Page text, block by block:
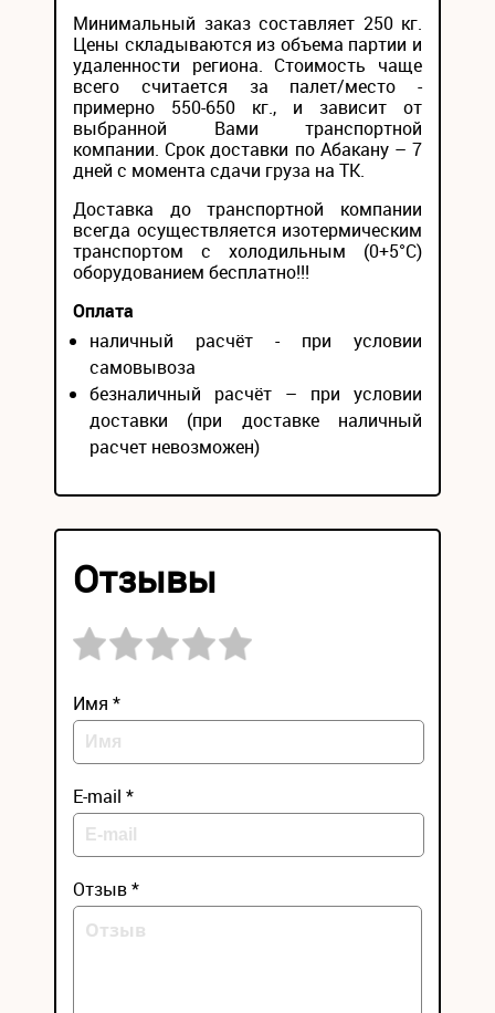
Минимальный заказ составляет 250 кг.
Цены складываются из объема партии и
удаленности региона. Стоимость чаще
всего считается за палет/место -
примерно 550-650 кг., и зависит от
выбранной Вами транспортной
компании. Срок доставки по Абакану – 7
дней с момента сдачи груза на ТК.
Доставка до транспортной компании
всегда осуществляется изотермическим
транспортом с холодильным (0+5°С)
оборудованием бесплатно!!!
Оплата
наличный расчёт - при условии
самовывоза
безналичный расчёт – при условии
доставки (при доставке наличный
расчет невозможен)
Отзывы
Имя *
E-mail *
Отзыв *